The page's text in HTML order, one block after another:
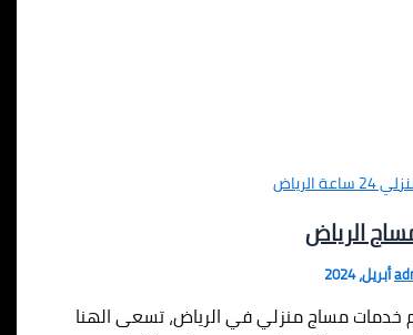
الرياض
الرياض
مساج منزلي في الرياض، تسعى الهنا